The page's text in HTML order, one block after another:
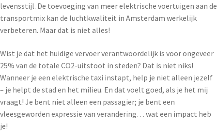
levensstijl. De toevoeging van meer elektrische voertuigen aan de
transportmix kan de luchtkwaliteit in Amsterdam werkelijk
verbeteren. Maar dat is niet alles!
Wist je dat het huidige vervoer verantwoordelijk is voor ongeveer
25% van de totale CO2-uitstoot in steden? Dat is niet niks!
Wanneer je een elektrische taxi instapt, help je niet alleen jezelf
– je helpt de stad en het milieu. En dat voelt goed, als je het mij
vraagt! Je bent niet alleen een passagier; je bent een
vleesgeworden expressie van verandering… wat een impact heb
je!